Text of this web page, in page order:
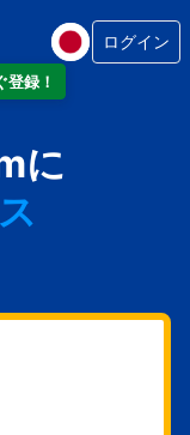
録！
ログイン
に
ト
タル